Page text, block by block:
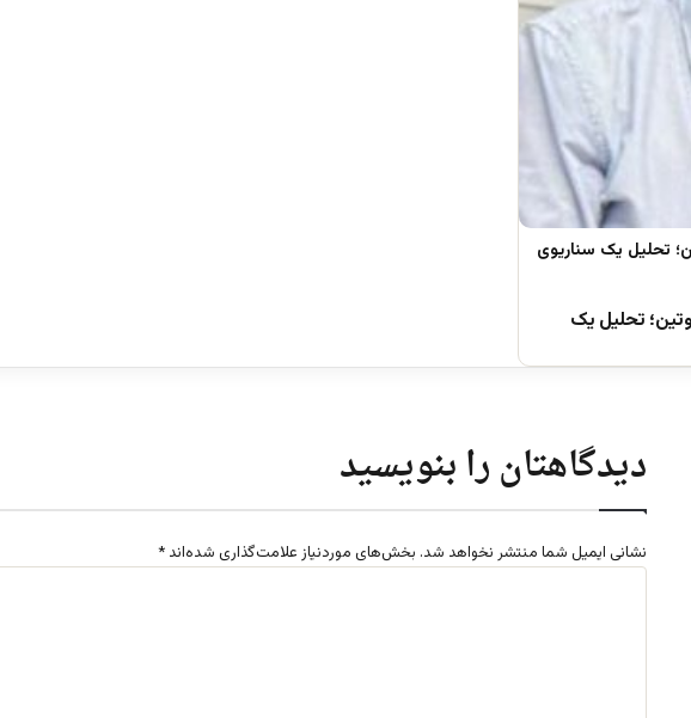
تحلیل یک
دیدگاهتان را بنویسید
نشانی ایمیل شما منتشر نخواهد شد. بخش‌های موردنیاز علامت‌گذاری شده‌اند *